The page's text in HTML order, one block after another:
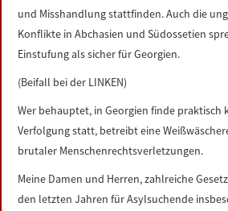
und Misshandlung stattfinden. Auch die
Konflikte in Abchasien und Südossetien
Einstufung als sicher für Georgien.
(Beifall bei der LINKEN)
Wer behauptet, in Georgien finde praktisch
Verfolgung statt, betreibt eine
brutaler Menschenrechtsverletzungen.
Meine Damen und Herren, zahlreiche
den letzten Jahren für Asylsuchende